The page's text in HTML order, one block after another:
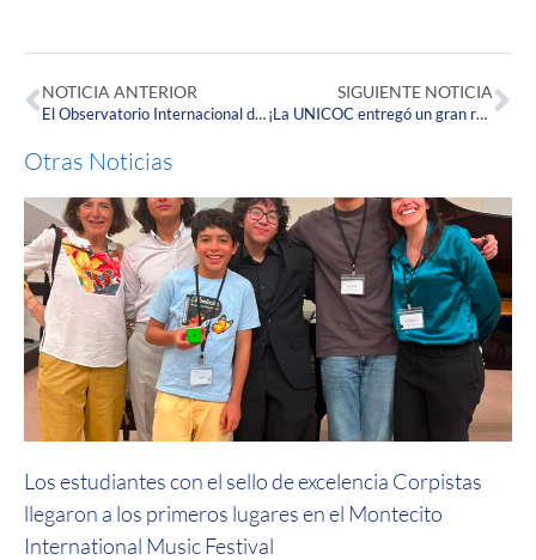
NOTICIA ANTERIOR
El Observatorio Internacional de Investigación en Salud Pública (OIISP) sigue generando impacto y financiación para continuar con su misión
SIGUIENTE NOTICIA
¡La UNICOC entregó un gran reconocimiento a la Corpas!
Otras Noticias
Los estudiantes con el sello de excelencia Corpistas
llegaron a los primeros lugares en el Montecito
International Music Festival